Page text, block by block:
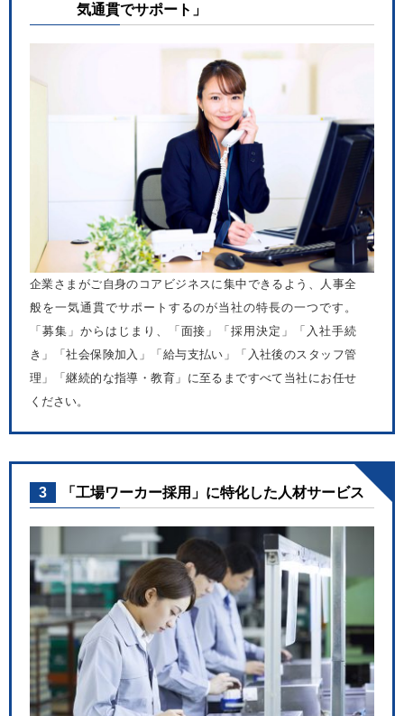
気通貫でサポート」
企業さまがご自身のコアビジネスに集中できるよう、人事全
般を一気通貫でサポートするのが当社の特長の一つです。
「募集」からはじまり、「面接」「採用決定」「入社手続
き」「社会保険加入」「給与支払い」「入社後のスタッフ管
理」「継続的な指導・教育」に至るまですべて当社にお任せ
ください。
3 「工場ワーカー採用」に特化した人材サービス